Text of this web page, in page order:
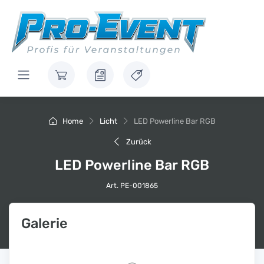
Home Licht LED Powerline Bar RGB
Zurück
LED Powerline Bar RGB
Art. PE-001865
Galerie